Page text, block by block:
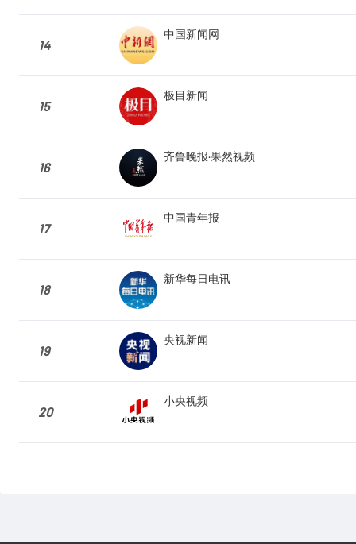
14
中国新闻网
15
极目新闻
16
齐鲁晚报·果然视频
17
中国青年报
18
新华每日电讯
19
央视新闻
20
小央视频